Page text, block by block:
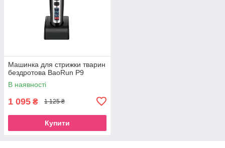
Машинка для стрижки тварин
бездротова BaoRun P9
В наявності
1 095 ₴ 1 125 ₴
Купити